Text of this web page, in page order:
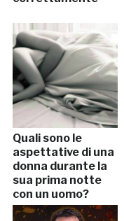
Quali sono le
aspettative di una
donna durante la
sua prima notte
con un uomo?